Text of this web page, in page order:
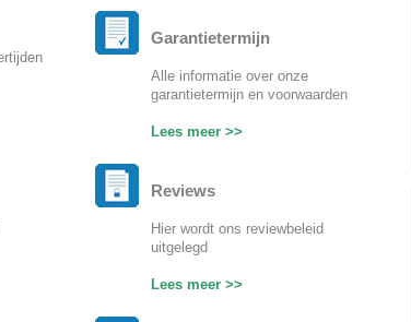
Garantietermijn
Alle informatie over onze
garantietermijn en voorwaarden
Lees meer >>
Reviews
Hier wordt ons reviewbeleid
uitgelegd
Lees meer >>